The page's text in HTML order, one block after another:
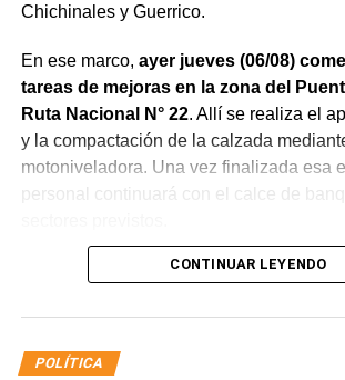
Chichinales y Guerrico.
En ese marco, ayer jueves (06/08)
tareas de mejoras en la zona del
Ruta Nacional N° 22. Allí se realiza el
y la compactación de la calzada
motoniveladora. Una vez finalizada esa
personal continuará con el calce de
CONTINUAR LEYENDO
POLÍTICA